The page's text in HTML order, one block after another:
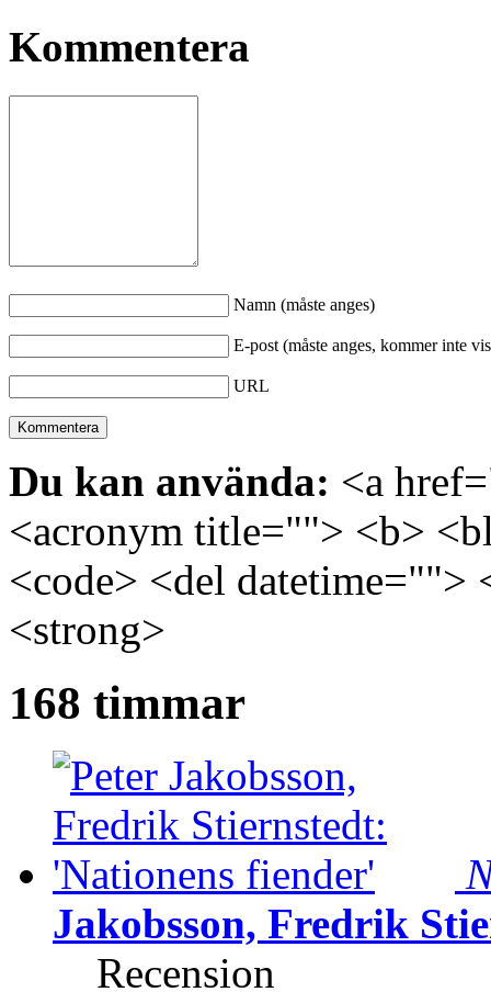
Kommentera
Namn (måste anges)
E-post (måste anges, kommer inte
URL
Du kan använda: <a
<acronym title=""> <b>
<code> <del
<strong>
168 timmar
Jakobsson, Fredrik
Recension